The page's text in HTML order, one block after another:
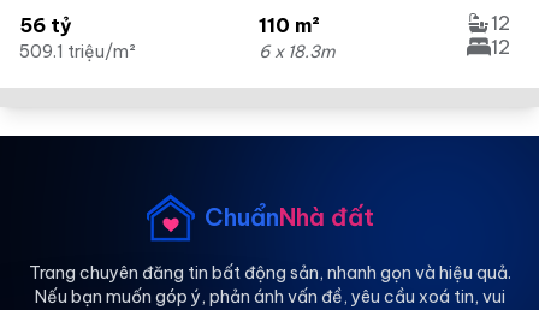
56 tỷ
509.1 triệu/m²
110 m²
6 x 18.3m
12
12
ChuẩnNhà đất
Trang chuyên đăng tin bất động sản, nhanh gọn và hiệu quả.
Nếu bạn muốn góp ý, phản ánh vấn đề, yêu cầu xoá tin, vui